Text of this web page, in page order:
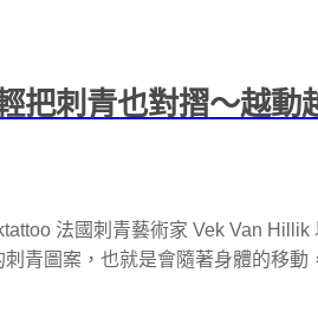
把刺青也對摺～越動
法國刺青藝術家 Vek Van Hillik
青圖案，也就是會隨著身體的移動